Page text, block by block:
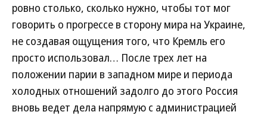
ровно столько, сколько нужно, чтобы тот мог
говорить о прогрессе в сторону мира на Украине,
не создавая ощущения того, что Кремль его
просто использовал… После трех лет на
положении парии в западном мире и периода
холодных отношений задолго до этого Россия
вновь ведет дела напрямую с администрацией